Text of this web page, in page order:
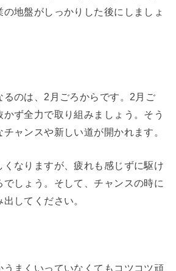
の地盤がしっかりした後にしましょ
るのは、2月ごろからです。2月ご
ず全力で取り組みましょう。そう
ャンスや新しい道が開かれます。
なりますが、疲れも感じずに駆け
しょう。そして、チャンスの時に
してください。
うまくいっていなくてもコツコツ頑